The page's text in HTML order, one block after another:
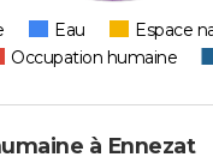
Eau
Espace
Occupation humaine
à Ennezat